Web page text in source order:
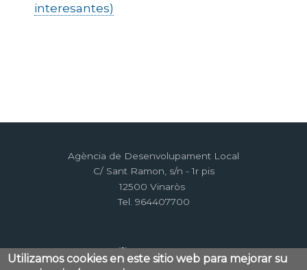
interesantes)
Agència de Desenvolupament Local
C/ Sant Ramon, s/n - 1r pis
12500 Vinaròs
Tel. 964407700
Utilizamos cookies en este sitio web para mejorar su